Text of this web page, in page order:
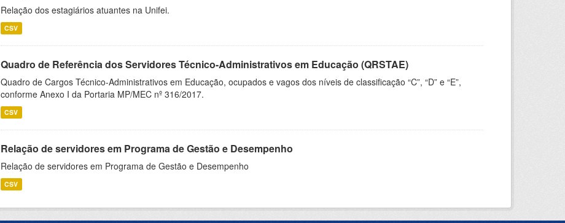
Relação dos estagiários atuantes na Unifei.
CSV
Quadro de Referência dos Servidores Técnico-Administrativos em Educação (QRSTAE)
Quadro de Cargos Técnico-Administrativos em Educação, ocupados e vagos dos níveis de classificação “C”, “D” e “E”,
conforme Anexo I da Portaria MP/MEC nº 316/2017.
CSV
Relação de servidores em Programa de Gestão e Desempenho
Relação de servidores em Programa de Gestão e Desempenho
CSV